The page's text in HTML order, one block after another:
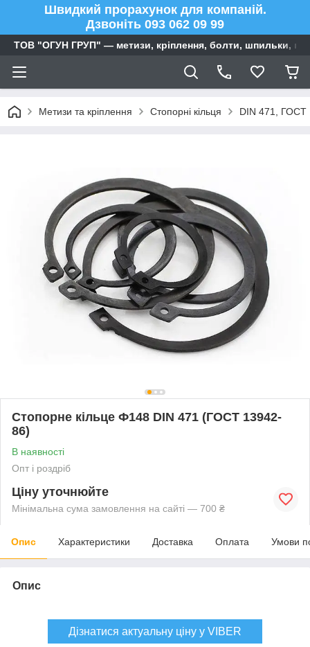
Швидкий прорахунок для компаній.
Дзвоніть 093 062 09 99
ТОВ "ОГУН ГРУП" — метизи, кріплення, болти, шпильки,
Метизи та кріплення Стопорні кільця DIN 471, ГОСТ
Стопорне кільце Ф148 DIN 471 (ГОСТ 13942-
86)
В наявності
Опт і роздріб
Ціну уточнюйте
Мінімальна сума замовлення на сайті — 700 ₴
Опис Характеристики Доставка Оплата Умови
Опис
Дізнатися актуальну ціну у VIBER